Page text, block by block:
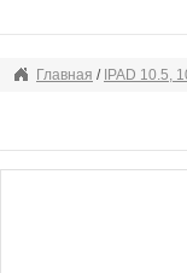
Главная / IPAD 10.5,